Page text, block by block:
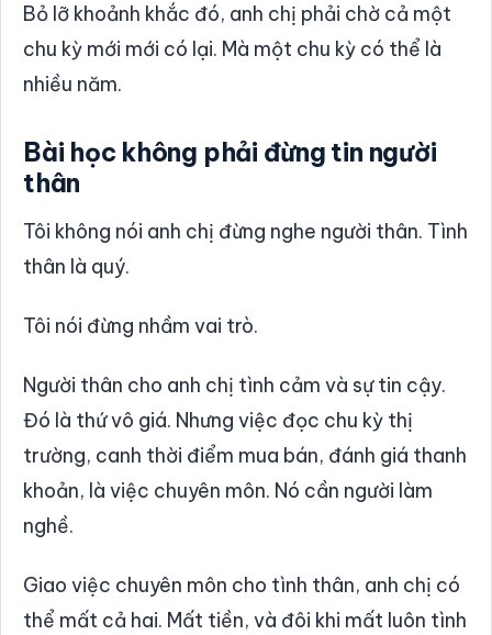
Bỏ lỡ khoảnh khắc đó, anh chị phải chờ cả một
chu kỳ mới mới có lại. Mà một chu kỳ có thể là
nhiều năm.
Bài học không phải đừng tin người
thân
Tôi không nói anh chị đừng nghe người thân. Tình
thân là quý.
Tôi nói đừng nhầm vai trò.
Người thân cho anh chị tình cảm và sự tin cậy.
Đó là thứ vô giá. Nhưng việc đọc chu kỳ thị
trường, canh thời điểm mua bán, đánh giá thanh
khoản, là việc chuyên môn. Nó cần người làm
nghề.
Giao việc chuyên môn cho tình thân, anh chị có
thể mất cả hai. Mất tiền, và đôi khi mất luôn tình